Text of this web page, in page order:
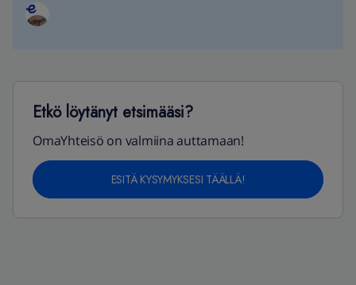
Etkö löytänyt etsimääsi?
OmaYhteisö on valmiina auttamaan!
ESITÄ KYSYMYKSESI TÄÄLLÄ!